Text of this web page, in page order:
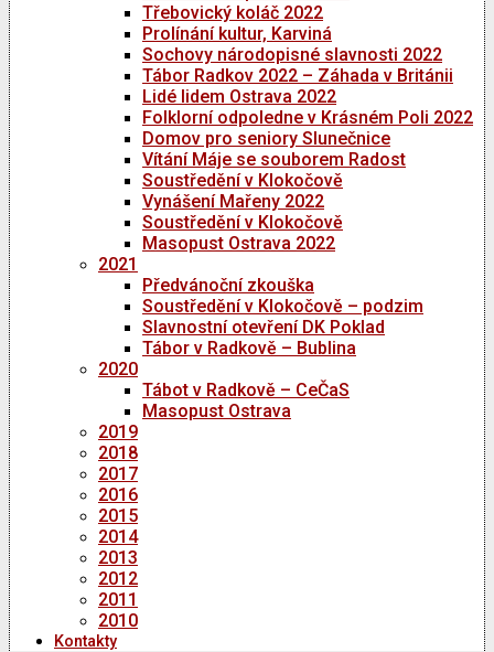
Třebovický koláč 2022
Prolínání kultur, Karviná
Sochovy národopisné slavnosti 2022
Tábor Radkov 2022 – Záhada v Británii
Lidé lidem Ostrava 2022
Folklorní odpoledne v Krásném Poli 2022
Domov pro seniory Slunečnice
Vítání Máje se souborem Radost
Soustředění v Klokočově
Vynášení Mařeny 2022
Soustředění v Klokočově
Masopust Ostrava 2022
2021
Předvánoční zkouška
Soustředění v Klokočově – podzim
Slavnostní otevření DK Poklad
Tábor v Radkově – Bublina
2020
Tábot v Radkově – CeČaS
Masopust Ostrava
2019
2018
2017
2016
2015
2014
2013
2012
2011
2010
Kontakty